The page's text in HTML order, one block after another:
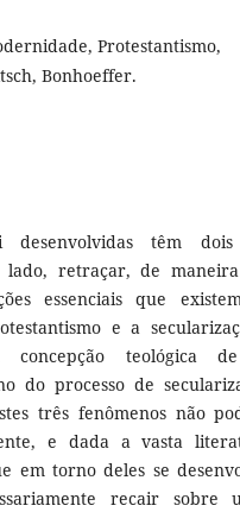
Protestantismo,
Bonhoeffer.
desenvolvidas têm dois
retraçar, de
essenciais que
e a
teológica
do processo de
três fenômenos não
e dada a vasta
em torno deles se
recair sobre